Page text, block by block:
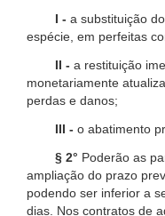
I - a substituição
espécie, em perfeitas
II - a restituição
monetariamente
perdas e danos;
III - o abatimento
§ 2° Poderão as
ampliação do prazo
podendo ser inferior a
dias. Nos contratos de